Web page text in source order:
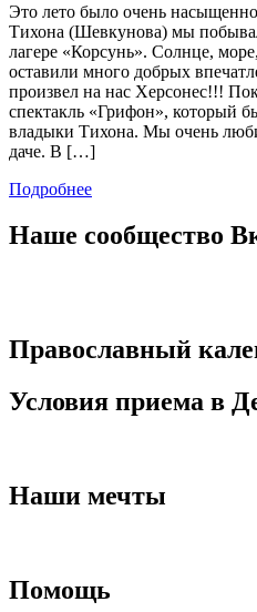
Это лето было очень
Тихона (Шевкунова) мы
лагере «Корсунь». Солнце,
оставили много добрых
произвел на нас Херсонес!!!
спектакль «Грифон», который
владыки Тихона. Мы очень
даче. В […]
Подробнее
Наше сообщество
Православный
Условия приема в
Наши мечты
Помощь